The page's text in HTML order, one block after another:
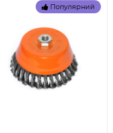
Популярний